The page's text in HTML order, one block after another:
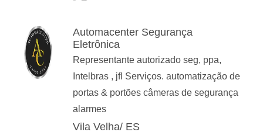
Automacenter Segurança
Eletrônica
Representante autorizado seg, ppa,
Intelbras , jfl Serviços. automatização de
portas & portões câmeras de segurança
alarmes
Vila Velha/ ES